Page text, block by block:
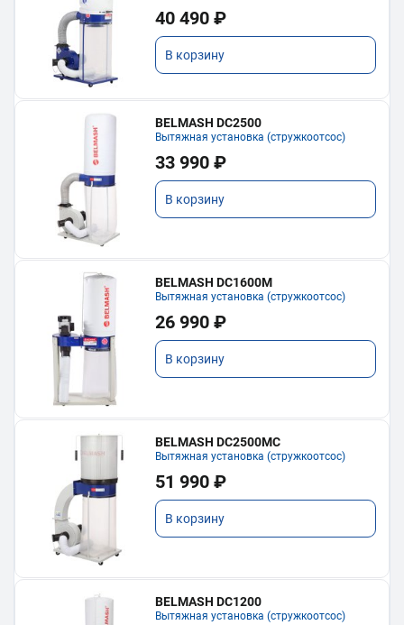
40 490 ₽
В корзину
BELMASH DC2500
Вытяжная установка (стружкоотсос)
33 990 ₽
В корзину
BELMASH DC1600M
Вытяжная установка (стружкоотсос)
26 990 ₽
В корзину
BELMASH DC2500MC
Вытяжная установка (стружкоотсос)
51 990 ₽
В корзину
BELMASH DC1200
Вытяжная установка (стружкоотсос)